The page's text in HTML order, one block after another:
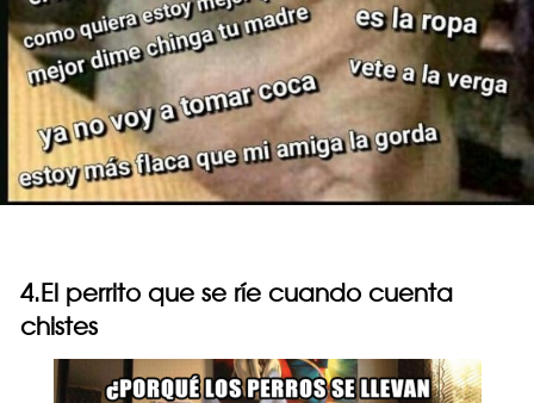
4.El perrito que se ríe cuando cuenta
chistes